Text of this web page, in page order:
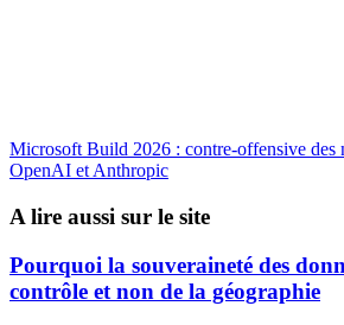
Microsoft Build 2026 : contre-offensive des
OpenAI et Anthropic
A lire aussi sur le site
Pourquoi la souveraineté des
contrôle et non de la géographie